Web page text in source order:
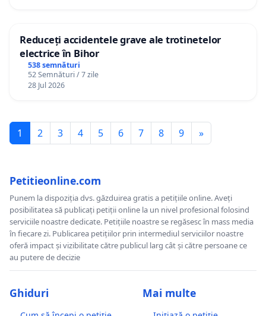
Reduceți accidentele grave ale trotinetelor
electrice în Bihor
538 semnături
52 Semnături / 7 zile
28 Jul 2026
1 2 3 4 5 6 7 8 9 »
Petitieonline.com
Punem la dispoziția dvs. găzduirea gratis a petițiile online. Aveți
posibilitatea să publicați petiții online la un nivel profesional folosind
serviciile noastre dedicate. Petițiile noastre se regăsesc în mass media
în fiecare zi. Publicarea petițiilor prin intermediul serviciilor noastre
oferă impact și vizibilitate către publicul larg cât și către persoane ce
au putere de decizie
Ghiduri Mai multe